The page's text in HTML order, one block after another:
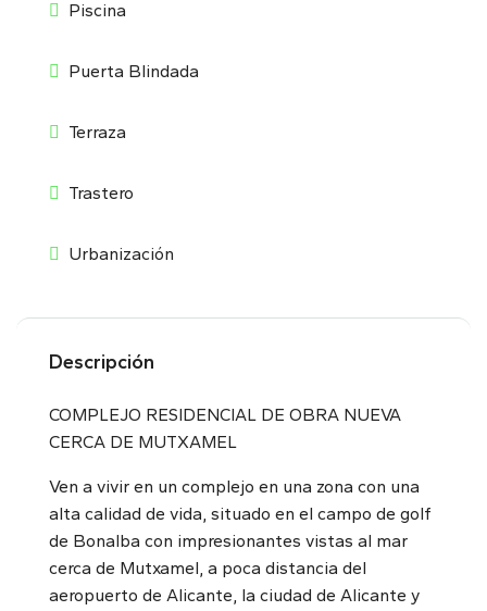
Piscina
Puerta Blindada
Terraza
Trastero
Urbanización
Descripción
COMPLEJO RESIDENCIAL DE OBRA NUEVA
CERCA DE MUTXAMEL
Ven a vivir en un complejo en una zona con una
alta calidad de vida, situado en el campo de golf
de Bonalba con impresionantes vistas al mar
cerca de Mutxamel, a poca distancia del
aeropuerto de Alicante, la ciudad de Alicante y